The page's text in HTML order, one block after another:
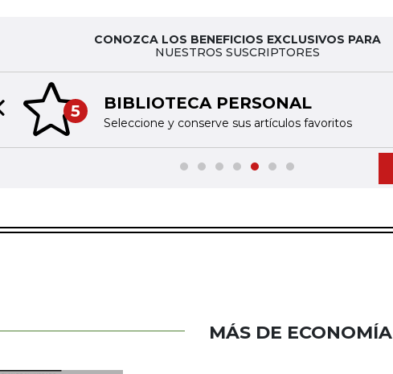
CONOZCA LOS BENEFICIOS EXCLUSIVOS PARA
NUESTROS SUSCRIPTORES
5 BIBLIOTECA PERSONAL
Seleccione y conserve sus artículos favoritos
slide
MÁS DE ECONOMÍA